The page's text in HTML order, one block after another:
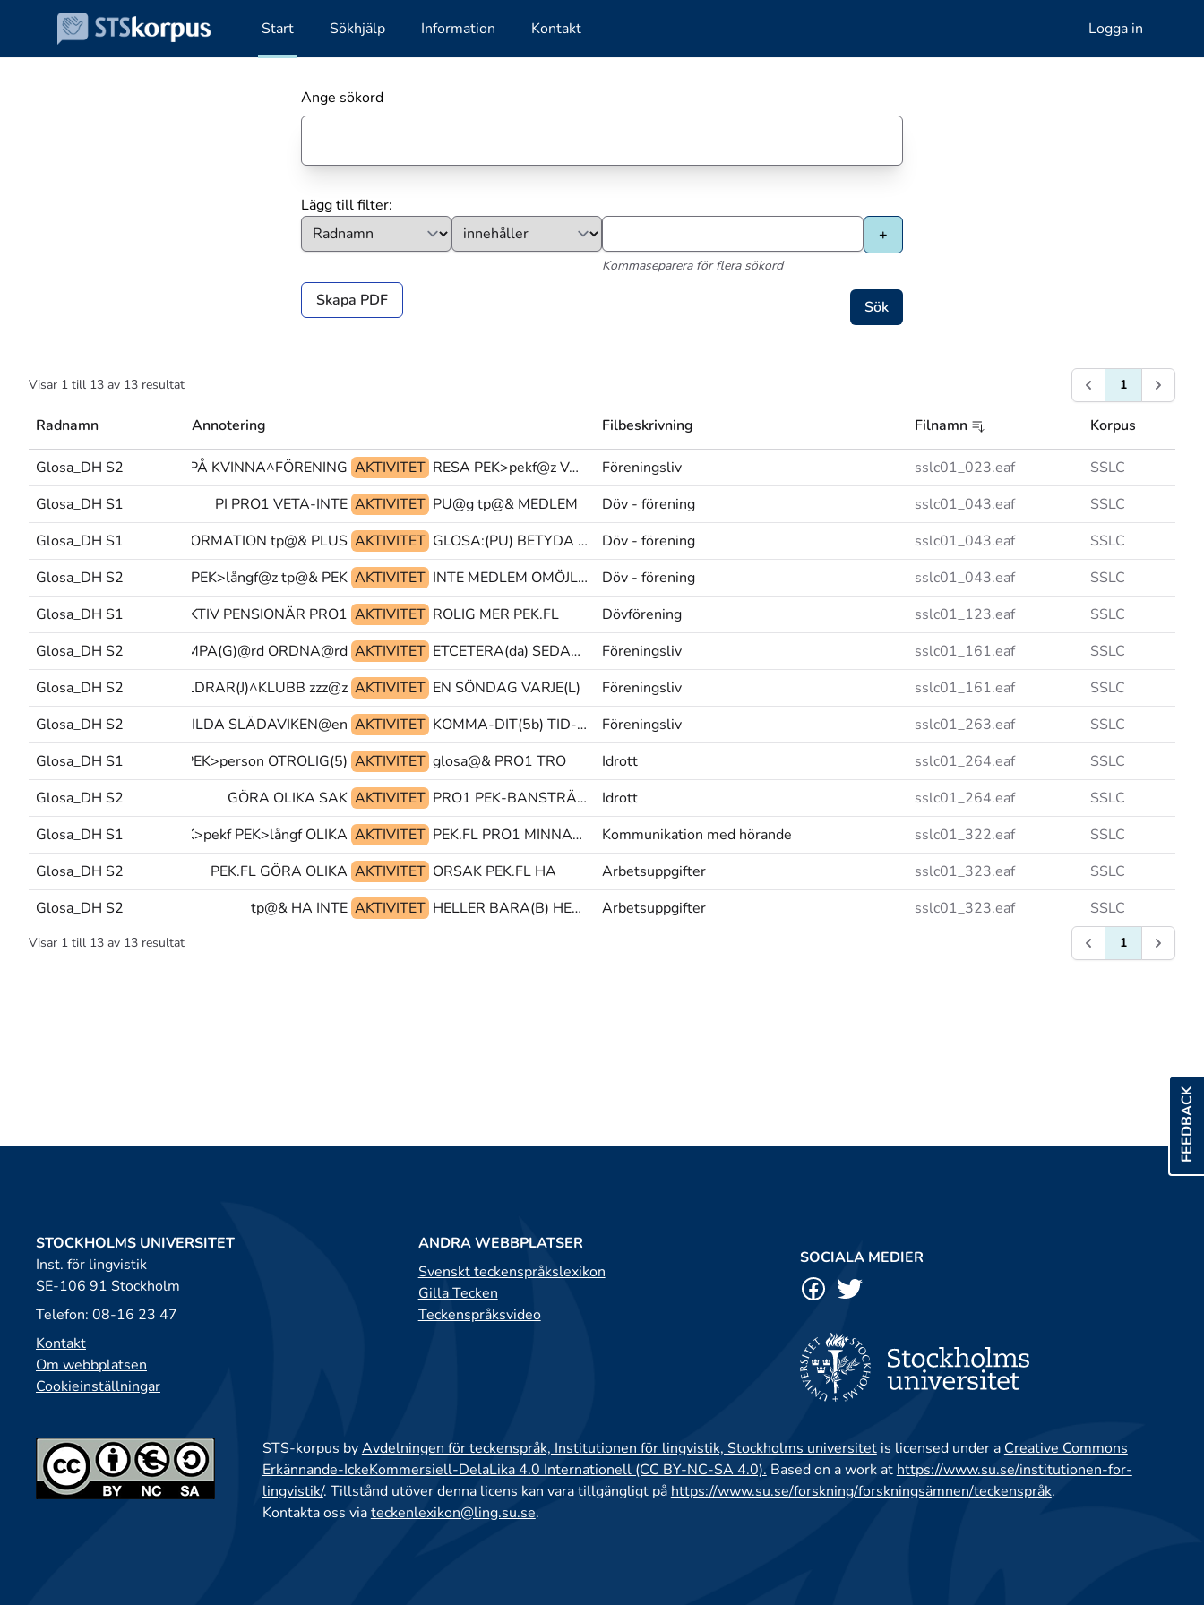
Start Sökhjälp Information Kontakt Logga in
Ange sökord
Lägg till filter:
Kommaseparera för flera sökord
Skapa PDF
Visar 1 till 13 av 13 resultat 1
Radnamn Annotering Filbeskrivning Filnamn Korpus
Glosa_DH S2VARA-MED PÅ KVINNA^FÖRENING AKTIVITET RESA PEK>pekf@z VARA-MED Föreningsliv sslc01_023.eaf
SSLC
Glosa_DH S1
PI PRO1 VETA-INTE AKTIVITET PU@g tp@& MEDLEM Döv - förening sslc01_043.eaf
SSLC
Glosa_DH S1
INFORMATION tp@& PLUS AKTIVITET GLOSA:(PU) BETYDA MER@b Döv - förening sslc01_043.eaf
SSLC
Glosa_DH S2
PEK>långf@z tp@& PEK AKTIVITET INTE MEDLEM OMÖJLIG Döv - förening sslc01_043.eaf
SSLC
Glosa_DH S1
AKTIV PENSIONÄR PRO1 AKTIVITET ROLIG MER PEK.FL Dövförening sslc01_123.eaf
SSLC
Glosa_DH S2ÄNDÅ KÄMPA(G)@rd ORDNA@rd AKTIVITET ETCETERA(da) SEDAN(L) PRO1 Föreningsliv sslc01_161.eaf
SSLC
Glosa_DH S2OCKSÅ FÖRÄLDRAR(J)^KLUBB zzz@z AKTIVITET EN SÖNDAG VARJE(L) Föreningsliv sslc01_161.eaf
SSLC
Glosa_DH S2TIDEN-GÅR(L) BILDA SLÄDAVIKEN@en AKTIVITET KOMMA-DIT(5b) TID-FRAMÅT MEN Föreningsliv sslc01_263.eaf
SSLC
Glosa_DH S1
AKTIV PEK>person OTROLIG(5) AKTIVITET glosa@& PRO1 TRO Idrott sslc01_264.eaf
SSLC
Glosa_DH S2
GÖRA OLIKA SAK AKTIVITET PRO1 PEK-BANSTRÄCKA TYCKA Idrott sslc01_264.eaf
SSLC
Glosa_DH S1
PEK>pekf PEK>långf OLIKA AKTIVITET PEK.FL PRO1 MINNAS(5) Kommunikation med hörande sslc01_322.eaf
SSLC
Glosa_DH S2
PEK.FL GÖRA OLIKA AKTIVITET ORSAK PEK.FL HA Arbetsuppgifter sslc01_323.eaf
SSLC
Glosa_DH S2
tp@& HA INTE AKTIVITET HELLER BARA(B) HEMMA Arbetsuppgifter sslc01_323.eaf SSLC
Visar 1 till 13 av 13 resultat 1
FEEDBACK
STOCKHOLMS UNIVERSITET
Inst. för lingvistik
SE-106 91 Stockholm
Telefon: 08-16 23 47
Kontakt
Om webbplatsen
Cookieinställningar
ANDRA WEBBPLATSER
Svenskt teckenspråkslexikon
Gilla Tecken
Teckenspråksvideo
SOCIALA MEDIER
STS-korpus byAvdelningen för teckenspråk, Institutionen för lingvistik, Stockholms universitetis licensed under a Creative Commons
Erkännande-IckeKommersiell-DelaLika 4.0 Internationell (CC BY-NC-SA 4.0). Based on a work at https://www.su.se/institutionen-for-
lingvistik/. Tillstånd utöver denna licens kan vara tillgängligt på https://www.su.se/forskning/forskningsämnen/teckenspråk.
Kontakta oss viateckenlexikon@ling.su.se.